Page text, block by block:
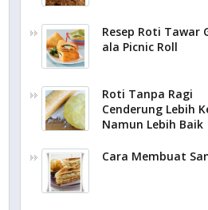
Resep Roti Tawar
ala Picnic Roll
Roti Tanpa Ragi
Cenderung Lebih
Namun Lebih Baik
Cara Membuat